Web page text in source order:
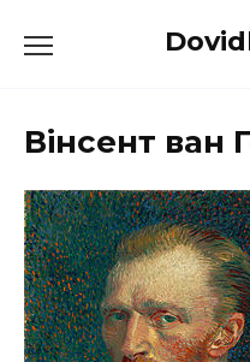
до
Вінсент ван